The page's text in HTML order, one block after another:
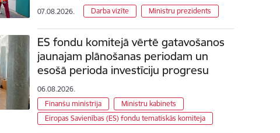
07.08.2026. Darba vizīte Ministru prezidents
ES fondu komitejā vērtē gatavošanos
jaunajam plānošanas periodam un
esošā perioda investīciju progresu
06.08.2026.
Finanšu ministrija
Ministru kabinets
Eiropas Savienības (ES) fondu tematiskās komiteja